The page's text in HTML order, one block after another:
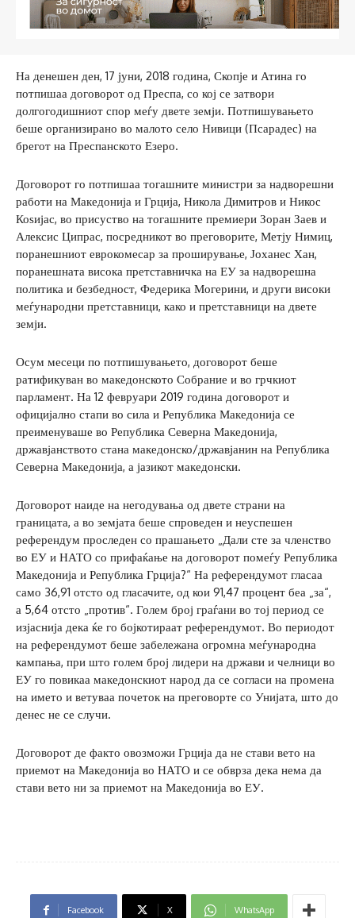
На денешен ден, 17 јуни, 2018 година, Скопје и Атина го
потпишаа договорот од Преспа, со кој се затвори
долгогодишниот спор меѓу двете земји. Потпишувањето
беше организирано во малото село Нивици (Псарадес) на
брегот на Преспанското Езеро.
Договорот го потпишаа тогашните министри за надворешни
работи на Македонија и Грција, Никола Димитров и Никос
Коѕијас, во присуство на тогашните премиери Зоран Заев и
Алексис Ципрас, посредникот во преговорите, Метју Нимиц,
поранешниот еврокомесар за проширување, Јоханес Хан,
поранешната висока претставничка на ЕУ за надворешна
политика и безбедност, Федерика Могерини, и други високи
меѓународни претставници, како и претставници на двете
земји.
Осум месеци по потпишувањето, договорот беше
ратификуван во македонското Собрание и во грчкиот
парламент. На 12 февруари 2019 година договорот и
официјално стапи во сила и Република Македонија се
преименуваше во Република Северна Македонија,
државјанството стана македонско/државјанин на Република
Северна Македонија, а јазикот македонски.
Договорот наиде на негодувања од двете страни на
границата, а во земјата беше спроведен и неуспешен
референдум проследен со прашањето „Дали сте за членство
во ЕУ и НАТО со прифаќање на договорот помеѓу Република
Македонија и Република Грција?“ На референдумот гласаа
само 36,91 отсто од гласачите, од кои 91,47 процент беа „за“,
а 5,64 отсто „против“. Голем број граѓани во тој период се
изјаснија дека ќе го бојкотираат референдумот. Во периодот
на референдумот беше забележана огромна меѓународна
кампања, при што голем број лидери на држави и челници во
ЕУ го повикаа македонскиот народ да се согласи на промена
на името и ветуваа почеток на преговорте со Унијата, што до
денес не се случи.
Договорот де факто овозможи Грција да не стави вето на
приемот на Македонија во НАТО и се обврза дека нема да
стави вето ни за приемот на Македонија во ЕУ.
Facebook X WhatsApp